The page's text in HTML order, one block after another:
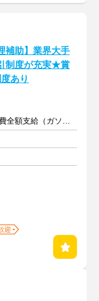
補助】業界大手
制度が充実★賞
あり
時給1100～1200円 +交通費全額支給（ガソリン代も支給）
迎